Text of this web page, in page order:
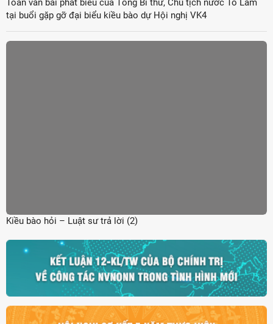
Toàn văn bài phát biểu của Tổng Bí thư, Chủ tịch nước Tô Lâm
tại buổi gặp gỡ đại biểu kiều bào dự Hội nghị VK4
Kiều bào hỏi – Luật sư trả lời (2)